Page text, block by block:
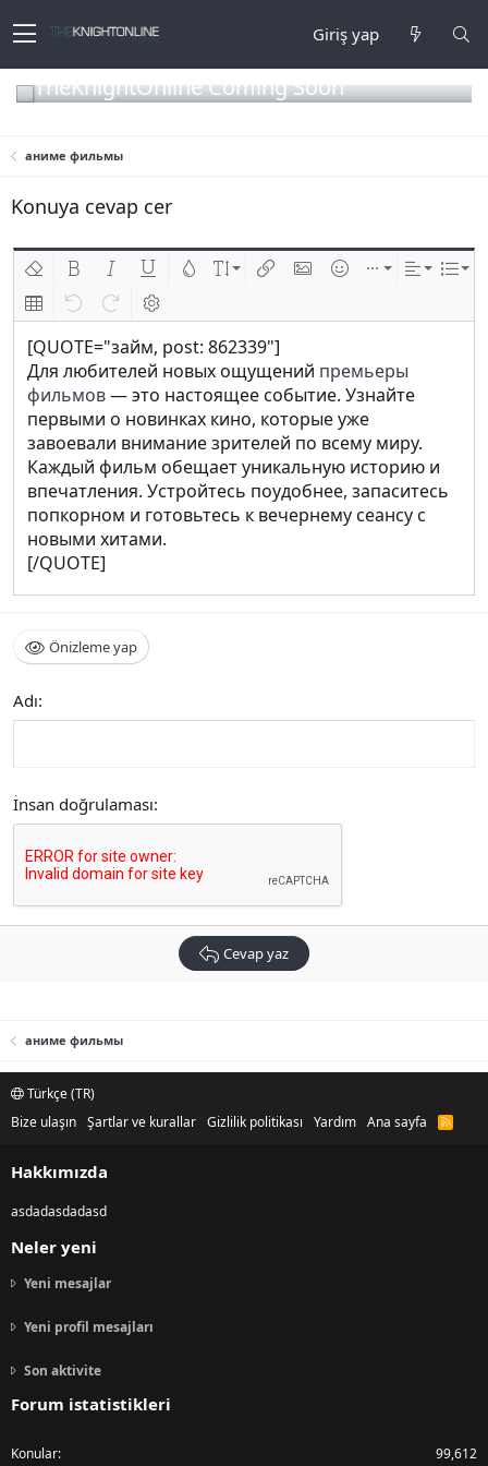
Giriş yap
TheKnightOnline Coming Soon
аниме фильмы
Konuya cevap cer
Biçimlendirmeyi kaldır
Kalın Yatık Altını çiz
[QUOTE="займ, post: 862339"]
Для любителей новых ощущений премьеры
фильмов— это настоящее событие. Узнайте
первыми о новинках кино, которые уже
завоевали внимание зрителей по всему миру.
Каждый фильм обещает уникальную историю и
впечатления. Устройтесь поудобнее, запаситесь
попкорном и готовьтесь к вечернему сеансу с
новыми хитами.
[/QUOTE]
Önizleme yap
Adı
İnsan doğrulaması
Cevap yaz
аниме фильмы
Türkçe (TR)
Bize ulaşın Şartlar ve kurallar Gizlilik politikası Yardım Ana sayfa
R
Hakkımızda
asdadasdadasd
Neler yeni
Yeni mesajlar
Yeni profil mesajları
Son aktivite
Forum istatistikleri
Konular 99,612